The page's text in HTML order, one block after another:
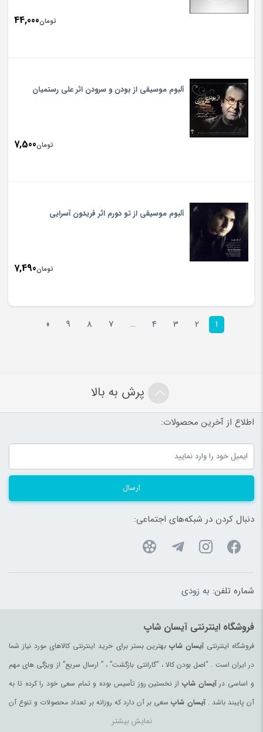
تومان44,000
آلبوم موسیقی از بودن و سرودن اثر علی رستمیان
تومان7,500
آلبوم موسیقی از تو دورم اثر فریدون آسرایی
تومان7,490
1
2
3
4
…
7
8
9
»
پرش به بالا
اطلاع از آخرین محصولات:
ارسال
دنبال کردن در شبکه‌های اجتماعی:
شماره تلفن: به زودی
فروشگاه اینترنتی آیسان شاپ
فروشگاه اینترنتیآیسان شاپبهترین بستر برای خرید اینترنتی کالاهای مورد نیاز شما
در ایران است . “اصل بودن کالا ، “گارانتی بازگشت” ، ” ارسال سریع” از ویژگی های مهم
و اساسی درآیسان شاپ از نخستین روز تأسیس بوده و تمام سعی خود را کرده تا به
آن پایبند باشد .آیسان شاپ سعی بر آن دارد که روزانه بر تعداد محصولات و تنوع آن
بیفزاید تا بتواند نیاز همه ی افراد با هر نوع سلیقه را در خرید محصولات اینترنتی مرتفع
نمایش بیشتر